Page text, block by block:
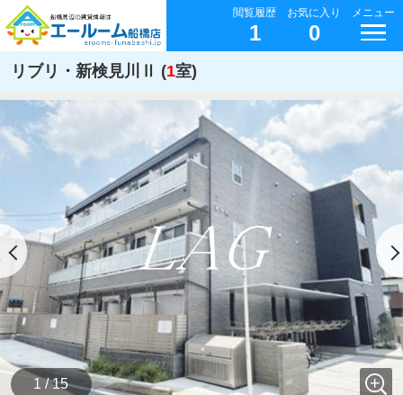
閲覧履歴
1
お気に入り
0
メニュー
リブリ・新検見川Ⅱ (1室)
1 / 15